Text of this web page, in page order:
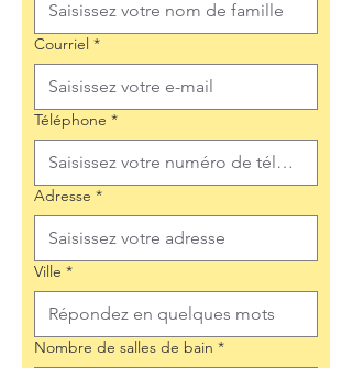
Courriel *
Téléphone *
Adresse *
Ville *
Nombre de salles de bain *